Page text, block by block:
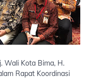
Wali Kota Bima, H.
Rapat Koordinasi